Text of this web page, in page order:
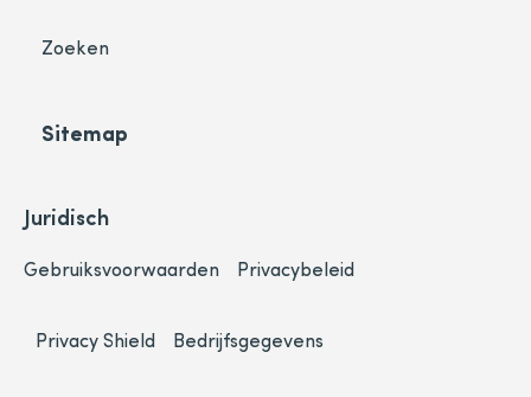
Zoeken
Sitemap
Juridisch
Gebruiksvoorwaarden Privacybeleid
Privacy Shield Bedrijfsgegevens